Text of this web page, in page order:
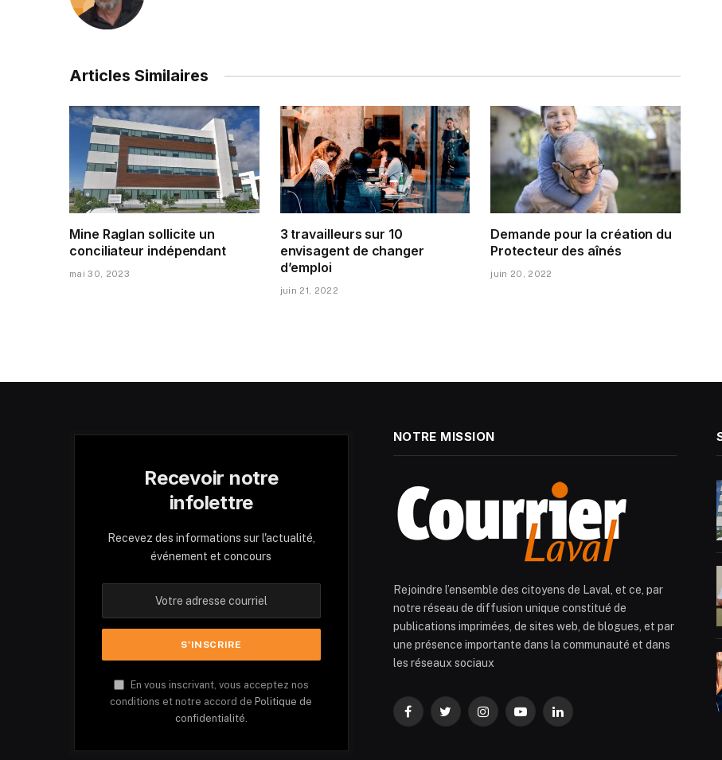
Articles Similaires
Mine Raglan sollicite un
conciliateur indépendant
mai 30, 2023
3 travailleurs sur 10
envisagent de changer
d’emploi
juin 21, 2022
Demande pour la création du
Protecteur des aînés
juin 20, 2022
Recevoir notre
infolettre
Recevez des informations sur l'actualité,
événement et concours
En vous inscrivant, vous acceptez nos
conditions et notre accord dePolitique de
confidentialité.
NOTRE MISSION
Rejoindre l’ensemble des citoyens de Laval, et ce, par
notre réseau de diffusion unique constitué de
publications imprimées, de sites web, de blogues, et par
une présence importante dans la communauté et dans
les réseaux sociaux
FacebookTwitterInstagramYouTubeLinkedIn